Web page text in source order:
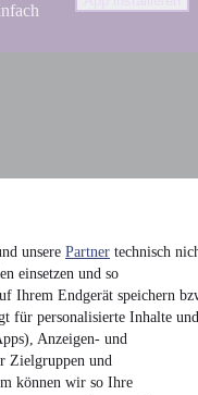
unsere Partner technisch
einsetzen und so
Ihrem Endgerät speichern
für personalisierte Inhalte und
Anzeigen- und
Zielgruppen und
können wir so Ihre